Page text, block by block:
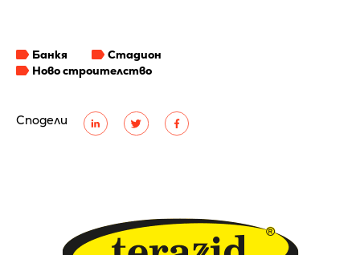
Сподели
Банкя
Стадион
Ново строителство